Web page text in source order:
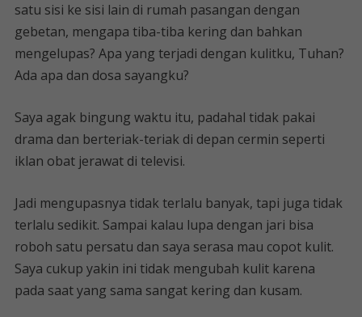
satu sisi ke sisi lain di rumah pasangan dengan
gebetan, mengapa tiba-tiba kering dan bahkan
mengelupas? Apa yang terjadi dengan kulitku, Tuhan?
Ada apa dan dosa sayangku?
Saya agak bingung waktu itu, padahal tidak pakai
drama dan berteriak-teriak di depan cermin seperti
iklan obat jerawat di televisi.
Jadi mengupasnya tidak terlalu banyak, tapi juga tidak
terlalu sedikit. Sampai kalau lupa dengan jari bisa
roboh satu persatu dan saya serasa mau copot kulit.
Saya cukup yakin ini tidak mengubah kulit karena
pada saat yang sama sangat kering dan kusam.